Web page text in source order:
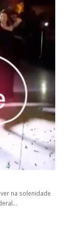
ver na solenidade